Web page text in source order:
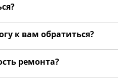
к вам обратиться?
ремонта?